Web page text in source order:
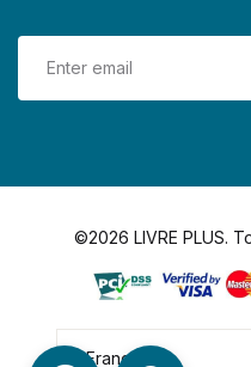
©2026 LIVRE PLUS.
Français